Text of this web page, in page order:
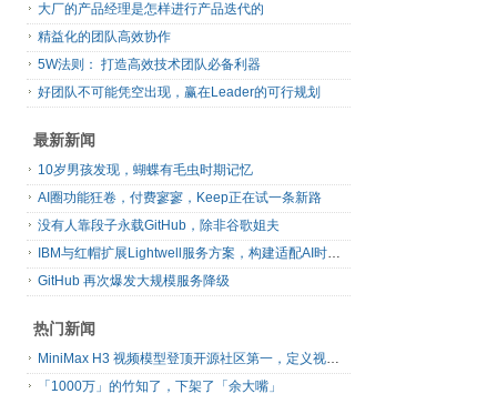
大厂的产品经理是怎样进行产品迭代的
精益化的团队高效协作
5W法则： 打造高效技术团队必备利器
好团队不可能凭空出现，赢在Leader的可行规划
最新新闻
10岁男孩发现，蝴蝶有毛虫时期记忆
AI圈功能狂卷，付费寥寥，Keep正在试一条新路
没有人靠段子永载GitHub，除非谷歌姐夫
IBM与红帽扩展Lightwell服务方案，构建适配AI时代开源生态的可信基础设施
GitHub 再次爆发大规模服务降级
热门新闻
MiniMax H3 视频模型登顶开源社区第一，定义视频模型领域“斩杀线”
「1000万」的竹知了，下架了「余大嘴」